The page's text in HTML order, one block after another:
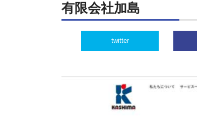
有限会社加島
twitter